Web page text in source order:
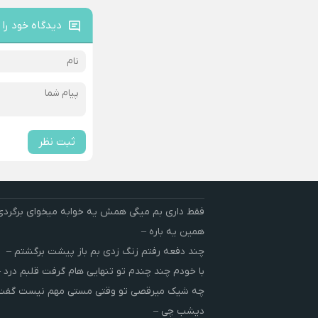
دیدگاه خود
ثبت نظر
فقط داری بم میگی همش یه خوابه میخوای
همین یه باره –
چند دفعه رفتم زنگ زدی بم باز پیشت برگشتم –
با خودم چند چندم تو تنهایی هام گرفت قلبم درد
چه شیک میرقصی تو وقتی مستی مهم نیست
دیشب چی –